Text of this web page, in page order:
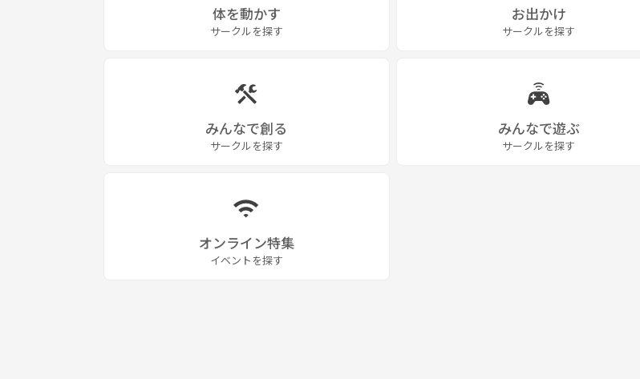
体を動かす
サークルを探す
お出かけ
サークルを探す
みんなで創る
サークルを探す
みんなで遊ぶ
サークルを探す
オンライン特集
イベントを探す